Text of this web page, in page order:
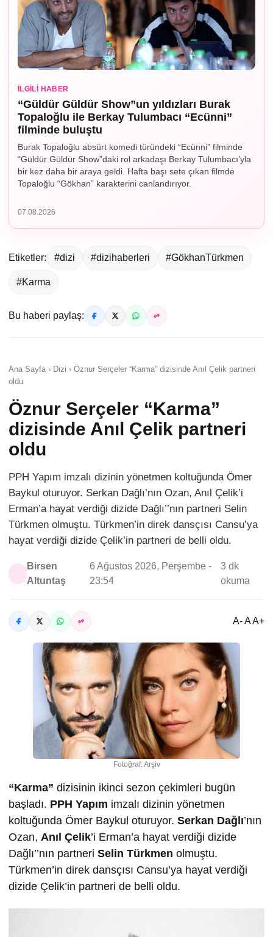
İLGILI HABER
“Güldür Güldür Show”un yıldızları Burak
Topaloğlu ile Berkay Tulumbacı “Ecünni”
filminde buluştu
Burak Topaloğlu absürt komedi türündeki “Ecünni” filminde
“Güldür Güldür Show”daki rol arkadaşı Berkay Tulumbacı’yla
bir kez daha bir araya geldi. Hafta başı sete çıkan filmde
Topaloğlu “Gökhan” karakterini canlandırıyor.
07.08.2026
Etiketler: #dizi #dizihaberleri #GökhanTürkmen
#Karma
Bu haberi paylaş:
Ana Sayfa › Dizi › Öznur Serçeler “Karma” dizisinde Anıl Çelik partneri
oldu
Öznur Serçeler “Karma”
dizisinde Anıl Çelik partneri
oldu
PPH Yapım imzalı dizinin yönetmen koltuğunda Ömer
Baykul oturuyor. Serkan Dağlı’nın Ozan, Anıl Çelik’i
Erman’a hayat verdiği dizide Dağlı’’nın partneri Selin
Türkmen olmuştu. Türkmen’in direk dansçısı Cansu’ya
hayat verdiği dizide Çelik’in partneri de belli oldu.
Birsen
Altuntaş
6 Ağustos 2026, Perşembe -
23:54
3 dk
okuma
A- A A+
Fotoğraf: Arşiv
“Karma” dizisinin ikinci sezon çekimleri bugün
başladı. PPH Yapım imzalı dizinin yönetmen
koltuğunda Ömer Baykul oturuyor. Serkan Dağlı’nın
Ozan, Anıl Çelik’i Erman’a hayat verdiği dizide
Dağlı’’nın partneri Selin Türkmen olmuştu.
Türkmen’in direk dansçısı Cansu’ya hayat verdiği
dizide Çelik’in partneri de belli oldu.